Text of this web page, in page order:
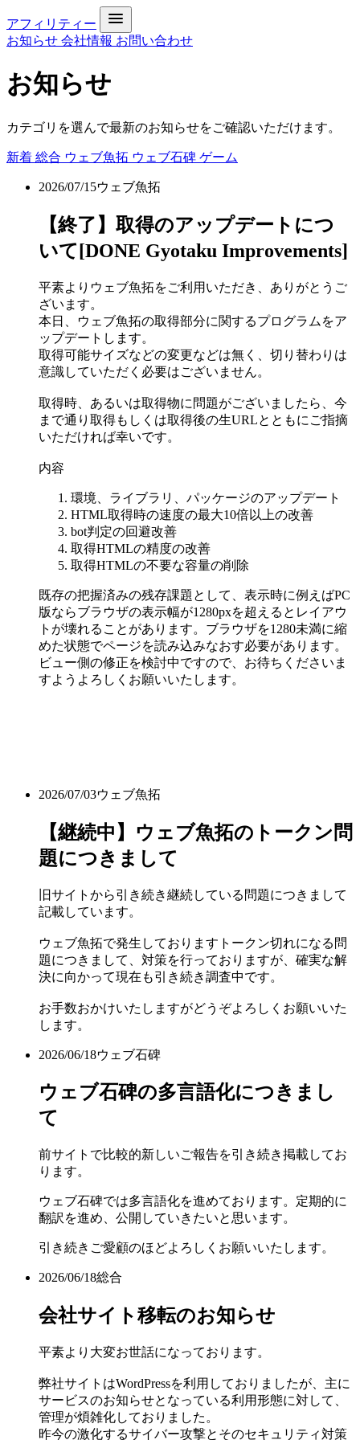
アフィリティー
お知らせ 会社情報 お問い合わせ
お知らせ
カテゴリを選んで最新のお知らせをご確認いただけます。
新着 総合 ウェブ魚拓 ウェブ石碑 ゲーム
2026/07/15ウェブ魚拓
【終了】取得のアップデートにつ
いて[DONE Gyotaku Improvements]
平素よりウェブ魚拓をご利用いただき、ありがとうご
ざいます。
本日、ウェブ魚拓の取得部分に関するプログラムをア
ップデートします。
取得可能サイズなどの変更などは無く、切り替わりは
意識していただく必要はございません。
取得時、あるいは取得物に問題がございましたら、今
まで通り取得もしくは取得後の生URLとともにご指摘
いただければ幸いです。
内容
環境、ライブラリ、パッケージのアップデート
HTML取得時の速度の最大10倍以上の改善
bot判定の回避改善
取得HTMLの精度の改善
取得HTMLの不要な容量の削除
既存の把握済みの残存課題として、表示時に例えばPC
版ならブラウザの表示幅が1280pxを超えるとレイアウ
トが壊れることがあります。ブラウザを1280未満に縮
めた状態でページを読み込みなおす必要があります。
ビュー側の修正を検討中ですので、お待ちくださいま
すようよろしくお願いいたします。
2026/07/03ウェブ魚拓
【継続中】ウェブ魚拓のトークン問
題につきまして
旧サイトから引き続き継続している問題につきまして
記載しています。
ウェブ魚拓で発生しておりますトークン切れになる問
題につきまして、対策を行っておりますが、確実な解
決に向かって現在も引き続き調査中です。
お手数おかけいたしますがどうぞよろしくお願いいた
します。
2026/06/18ウェブ石碑
ウェブ石碑の多言語化につきまし
て
前サイトで比較的新しいご報告を引き続き掲載してお
ります。
ウェブ石碑では多言語化を進めております。定期的に
翻訳を進め、公開していきたいと思います。
引き続きご愛顧のほどよろしくお願いいたします。
2026/06/18総合
会社サイト移転のお知らせ
平素より大変お世話になっております。
弊社サイトはWordPressを利用しておりましたが、主に
サービスのお知らせとなっている利用形態に対して、
管理が煩雑化しておりました。
昨今の激化するサイバー攻撃とそのセキュリティ対策